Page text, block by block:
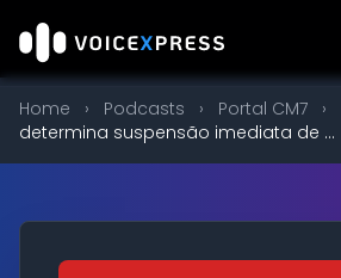
Home › Podcasts › Portal CM7 ›
determina suspensão imediata de ...